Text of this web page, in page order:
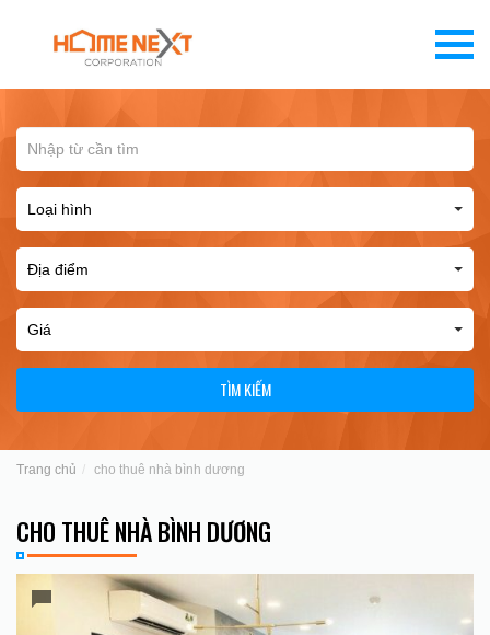
TÌM KIẾM
Trang chủ cho thuê nhà bình dương
CHO THUÊ NHÀ BÌNH DƯƠNG